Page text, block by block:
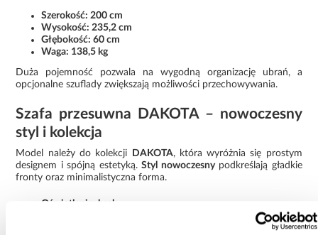
Szerokość: 200 cm
Wysokość: 235,2 cm
Głębokość: 60 cm
Waga: 138,5 kg
Duża pojemność pozwala na wygodną organizację ubrań, a
opcjonalne szuflady zwiększają możliwości przechowywania.
Szafa przesuwna DAKOTA – nowoczesny
styl i kolekcja
Model należy do kolekcji DAKOTA, która wyróżnia się prostym
designem i spójną estetyką.Styl nowoczesnypodkreślają gładkie
fronty oraz minimalistyczna forma.
Oświetlenie: brak